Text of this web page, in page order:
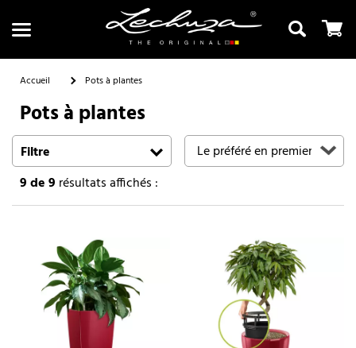
Recherche
Accueil Pots à plantes
Pots à plantes
Filtre
9de 9 résultats affichés :